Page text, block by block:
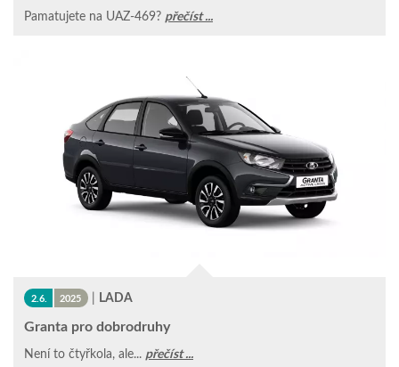
Pamatujete na UAZ-469? přečíst ...
2.6. 2025 | LADA
Granta pro dobrodruhy
Není to čtyřkola, ale... přečíst ...